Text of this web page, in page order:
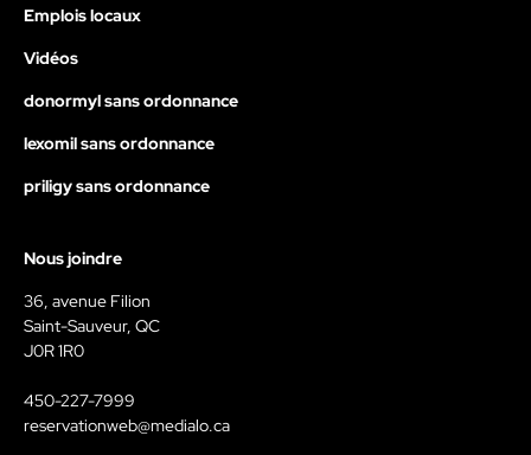
Emplois locaux
Vidéos
donormyl sans ordonnance
lexomil sans ordonnance
priligy sans ordonnance
Nous joindre
36, avenue Filion
Saint-Sauveur, QC
J0R 1R0
450-227-7999
reservationweb@medialo.ca